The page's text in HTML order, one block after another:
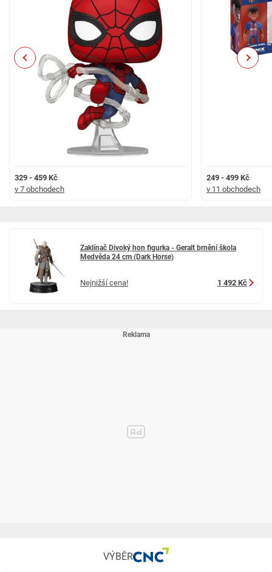
329 - 459 Kč
v 7 obchodech
249 - 499 Kč
v 11 obchodech
Previous Next
Zaklínač Divoký hon figurka - Geralt brnění škola
Medvěda 24 cm (Dark Horse)
Nejnižší cena! 1 492 Kč
VÝBĚR